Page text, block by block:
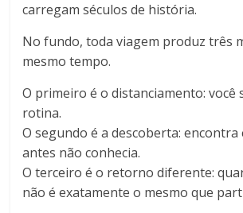
carregam séculos de história.
No fundo, toda viagem produz três
mesmo tempo.
O primeiro é o distanciamento: você
rotina.
O segundo é a descoberta: encontra
antes não conhecia.
O terceiro é o retorno diferente:
não é exatamente o mesmo que